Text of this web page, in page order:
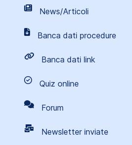
News/Articoli
Banca dati procedure
Banca dati link
Quiz online
Forum
Newsletter inviate